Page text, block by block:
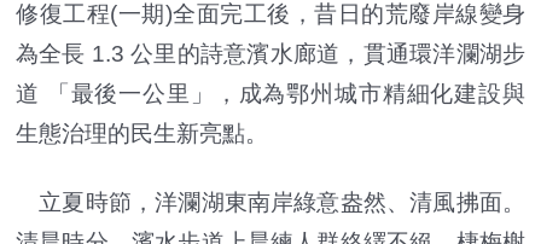
修復工程(一期)全面完工後，昔日的荒廢岸線變身
為全長 1.3 公里的詩意濱水廊道，貫通環洋瀾湖步
道 「最後一公里」，成為鄂州城市精細化建設與
生態治理的民生新亮點。
立夏時節，洋瀾湖東南岸綠意盎然、清風拂面。